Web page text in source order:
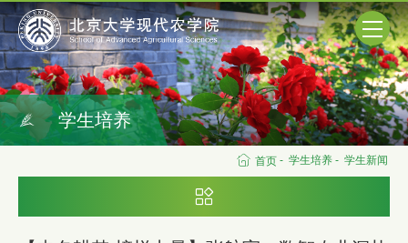
首页 - 学生培养 - 学生新闻
学生培养